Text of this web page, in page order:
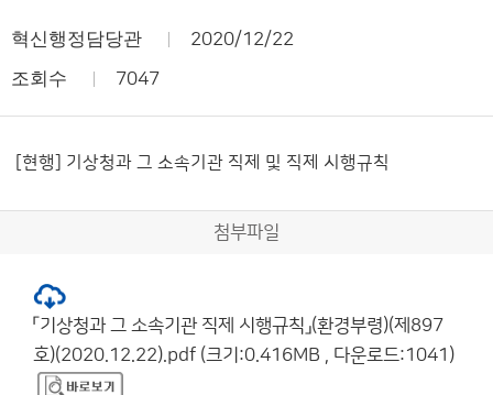
혁신행정담당관 2020/12/22
조회수 7047
[현행] 기상청과 그 소속기관 직제 및 직제 시행규칙
첨부파일
「기상청과 그 소속기관 직제 시행규칙」(환경부령)(제897
호)(2020.12.22).pdf (크기:0.416MB , 다운로드:1041)